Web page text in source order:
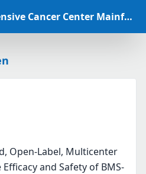
Comprehensive Cancer Center Mainfranken Studiendatenbank
Open-Label, Multicenter
and Safety of BMS-